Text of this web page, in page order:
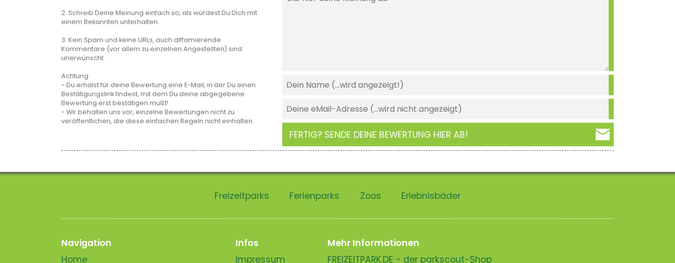
2. Schreib Deine Meinung einfach so, als würdest Du Dich mit
einem Bekannten unterhalten.
3. Kein Spam und keine URLs, auch diffamierende
Kommentare (vor allem zu einzelnen Angestellten) sind
unerwünscht.
Achtung:
- Du erhälst für deine Bewertung eine E-Mail, in der Du einen
Bestätigungslink findest, mit dem Du deine abgegebene
Bewertung erst bestätigen mußt!
- Wir behalten uns vor, einzelne Bewertungen nicht zu
veröffentlichen, die diese einfachen Regeln nicht einhalten.
FERTIG? SENDE DEINE BEWERTUNG HIER AB!
Freizeitparks Ferienparks Zoos Erlebnisbäder
Navigation
Home
Infos
Impressum
Mehr Informationen
FREIZEITPARK.DE - der parkscout-Shop